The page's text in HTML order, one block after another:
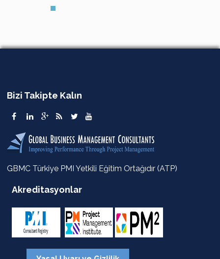
Bizi Takipte Kalın
GBMC Türkiye PMI Yetkili Eğitim Ortağıdır (ATP)
Akreditasyonlar